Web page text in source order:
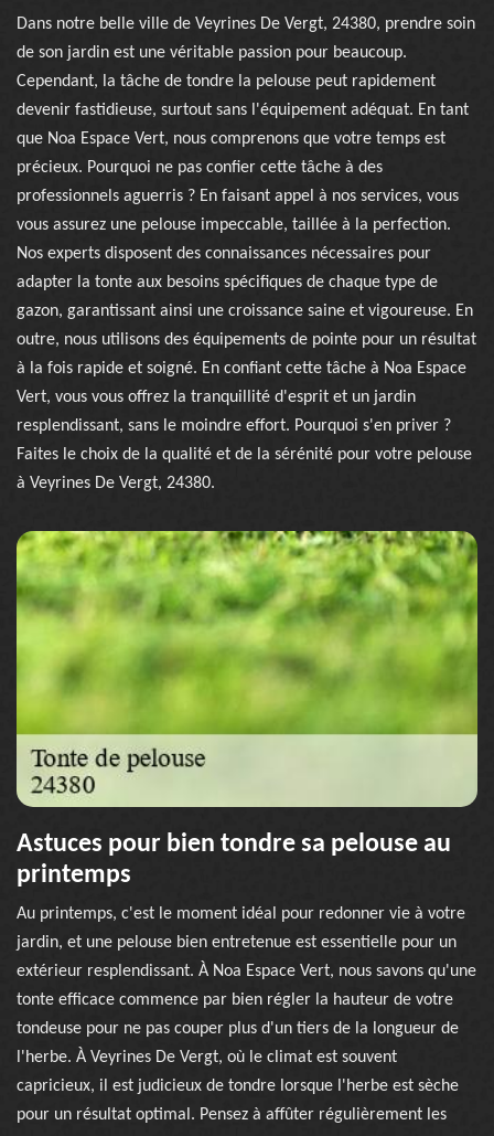
Dans notre belle ville de Veyrines De Vergt, 24380, prendre soin
de son jardin est une véritable passion pour beaucoup.
Cependant, la tâche de tondre la pelouse peut rapidement
devenir fastidieuse, surtout sans l'équipement adéquat. En tant
que Noa Espace Vert, nous comprenons que votre temps est
précieux. Pourquoi ne pas confier cette tâche à des
professionnels aguerris ? En faisant appel à nos services, vous
vous assurez une pelouse impeccable, taillée à la perfection.
Nos experts disposent des connaissances nécessaires pour
adapter la tonte aux besoins spécifiques de chaque type de
gazon, garantissant ainsi une croissance saine et vigoureuse. En
outre, nous utilisons des équipements de pointe pour un résultat
à la fois rapide et soigné. En confiant cette tâche à Noa Espace
Vert, vous vous offrez la tranquillité d'esprit et un jardin
resplendissant, sans le moindre effort. Pourquoi s'en priver ?
Faites le choix de la qualité et de la sérénité pour votre pelouse
à Veyrines De Vergt, 24380.
Astuces pour bien tondre sa pelouse au
printemps
Au printemps, c'est le moment idéal pour redonner vie à votre
jardin, et une pelouse bien entretenue est essentielle pour un
extérieur resplendissant. À Noa Espace Vert, nous savons qu'une
tonte efficace commence par bien régler la hauteur de votre
tondeuse pour ne pas couper plus d'un tiers de la longueur de
l'herbe. À Veyrines De Vergt, où le climat est souvent
capricieux, il est judicieux de tondre lorsque l'herbe est sèche
pour un résultat optimal. Pensez à affûter régulièrement les